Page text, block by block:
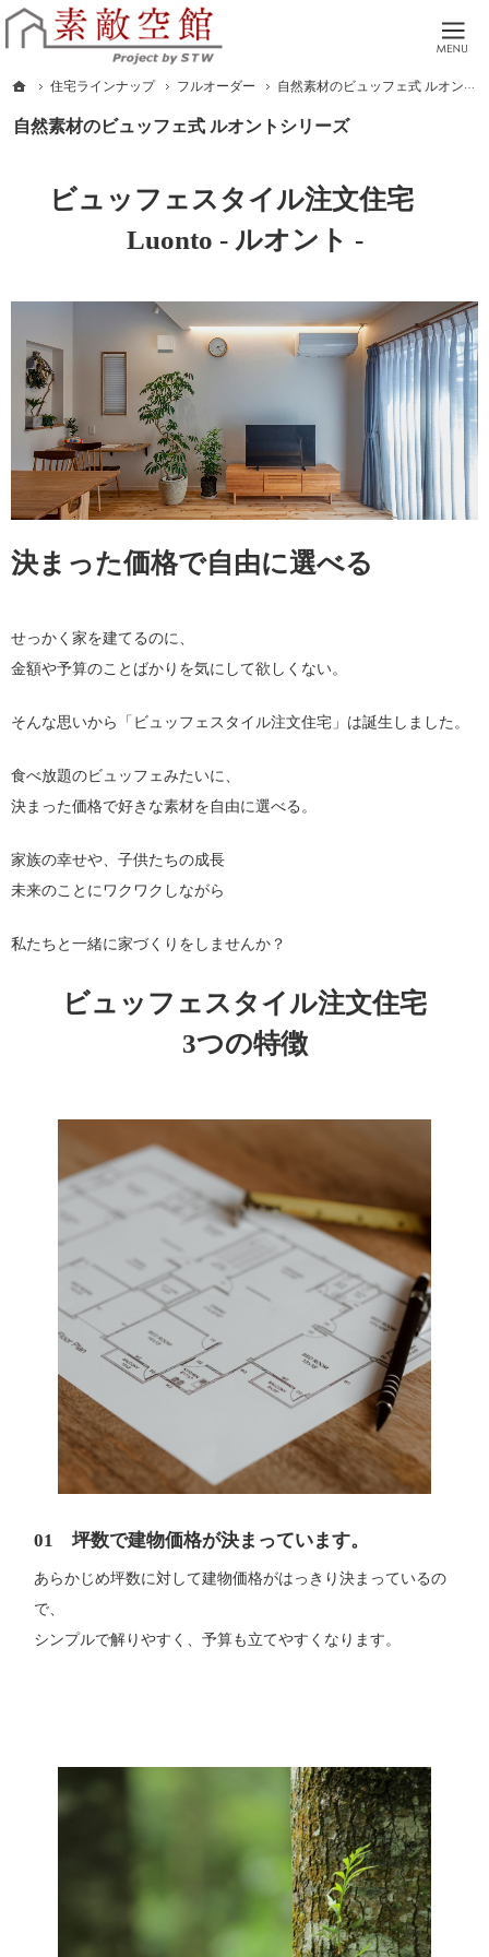
自然素材のビュッフェ式 ルオントシリーズ
本物の家づくり。広島市 廿日市市 自然素材でつくる注文住宅・リノベーションを
広島市・廿日市の工務店。土地探しからアフターサポートまで、全てサポート
ビュッフェスタイル注文住宅
Luonto - ルオント -
決まった価格で自由に選べる
せっかく家を建てるのに、
金額や予算のことばかりを気にして欲しくない。
そんな思いから「ビュッフェスタイル注文住宅」は誕生しました。
食べ放題のビュッフェみたいに、
決まった価格で好きな素材を自由に選べる。
家族の幸せや、子供たちの成長
未来のことにワクワクしながら
私たちと一緒に家づくりをしませんか？
ビュッフェスタイル注文住宅
3つの特徴
01 坪数で建物価格が決まっています。
あらかじめ坪数に対して建物価格がはっきり決まっているの
で、
シンプルで解りやすく、予算も立てやすくなります。
ホーム
住宅ラインナップ フルオーダー 自然素材のビュッフェ式 ルオントシリーズ